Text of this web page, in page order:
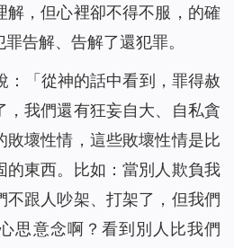
解，但心裡卻不得不服，的確
告解、告解了還犯罪。
：「從神的話中看到，罪得赦
，我們還有狂妄自大、自私貪
敗壞性情，這些敗壞性情是比
的東西。比如：當別人欺負我
不跟人吵架、打架了，但我們
思意念啊？看到別人比我們